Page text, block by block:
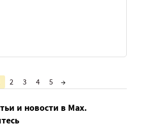
2 3 4 5 →
и новости в Max.